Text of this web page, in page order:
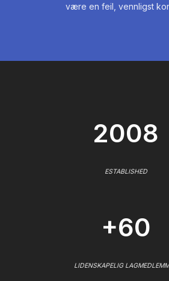
være en feil, vennligst
2008
ESTABLISHED
+60
LIDENSKAPELIG